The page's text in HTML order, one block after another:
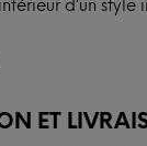
d’un style
ET